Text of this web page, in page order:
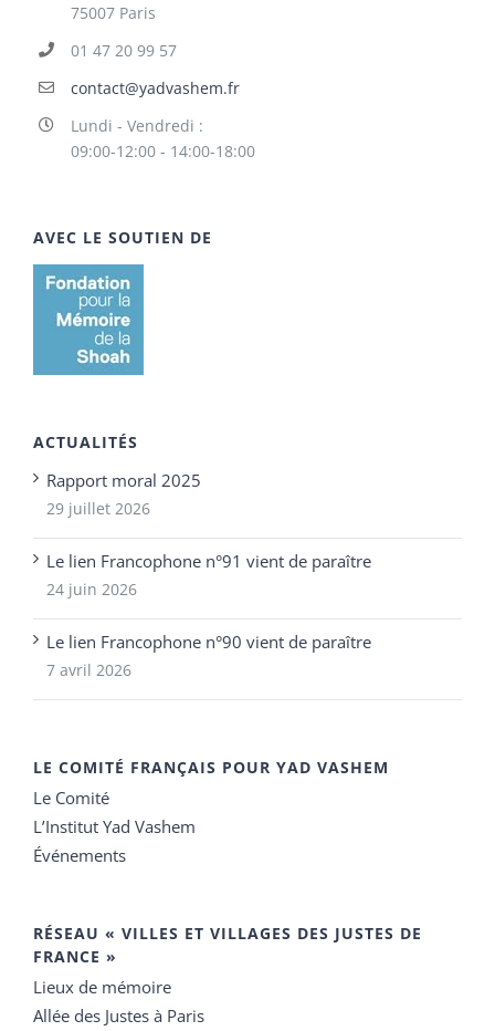
75007 Paris
01 47 20 99 57
contact@yadvashem.fr
Lundi - Vendredi :
09:00-12:00 - 14:00-18:00
AVEC LE SOUTIEN DE
ACTUALITÉS
Rapport moral 2025
29 juillet 2026
Le lien Francophone n°91 vient de paraître
24 juin 2026
Le lien Francophone n°90 vient de paraître
7 avril 2026
LE COMITÉ FRANÇAIS POUR YAD VASHEM
Le Comité
L’Institut Yad Vashem
Événements
RÉSEAU « VILLES ET VILLAGES DES JUSTES DE
FRANCE »
Lieux de mémoire
Allée des Justes à Paris